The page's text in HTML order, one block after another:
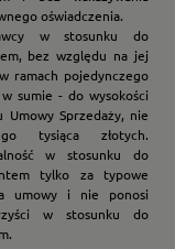
oświadczenia.
w stosunku do
bez względu na jej
ramach pojedynczego
sumie - do wysokości
Umowy Sprzedaży, nie
tysiąca złotych.
w stosunku do
tylko za typowe
umowy i nie ponosi
w stosunku do